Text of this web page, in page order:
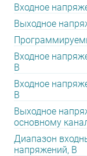
Входное
Выходное
Входное
В
Входное
В
Выходное
основному
Диапазон
напряжений, В